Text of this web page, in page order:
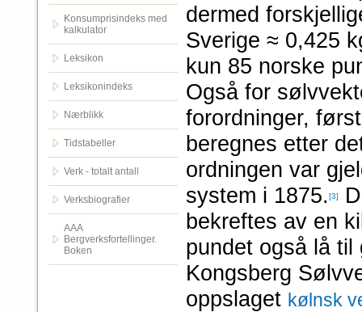
Konsumprisindeks med
kalkulator
Leksikon
Leksikonindeks
Nærblikk
Tidstabeller
Verk - totalt antall
Verksbiografier
AAA
Bergverksfortellinger.
Boken
dermed
Sverige ≈ 0,425
kun 85 norske
Også for
forordninger,
beregnes etter
ordningen var
system i 1875. [3]
bekreftes av en
pundet også lå
Kongsberg
oppslaget kølnsk